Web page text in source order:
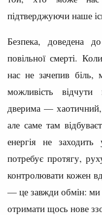
підтверджуючи наше
Безпека, доведена
повільної смерті.
нас не зачепив біль,
можливість
дверима —
але саме там
енергія не
потребує протягу,
контролювати кожен
— це завжди обмін: ми
отримати щось нове